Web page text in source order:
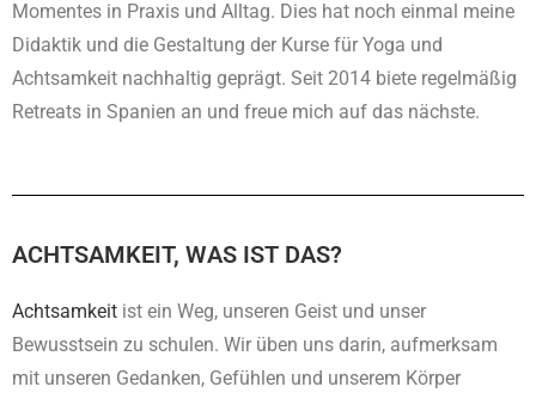
Momentes in Praxis und Alltag. Dies hat noch einmal meine
Didaktik und die Gestaltung der Kurse für Yoga und
Achtsamkeit nachhaltig geprägt. Seit 2014 biete regelmäßig
Retreats in Spanien an und freue mich auf das nächste.
ACHTSAMKEIT, WAS IST DAS?
Achtsamkeit ist ein Weg, unseren Geist und unser
Bewusstsein zu schulen. Wir üben uns darin, aufmerksam
mit unseren Gedanken, Gefühlen und unserem Körper